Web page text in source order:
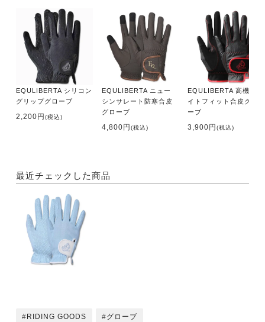
EQULIBERTA シリコン
グリップグローブ
2,200円 (税込)
EQULIBERTA ニュー
シンサレート防寒合皮
グローブ
4,800円 (税込)
EQULIBERTA 高機能タ
イトフィット合皮グロ
ーブ
3,900円 (税込)
最近チェックした商品
RIDING GOODS グローブ